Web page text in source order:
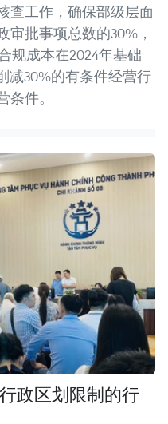
查工作，确保部级层面
批事项总数的30%，
规成本在2024年基础
减30%的有条件经营行
件。
政区划限制的行